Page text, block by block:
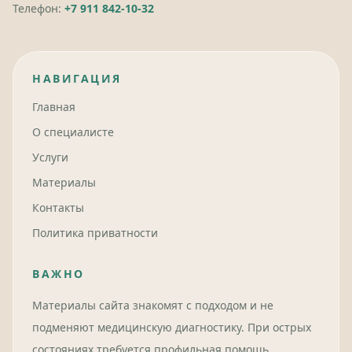
Телефон: +7 911 842-10-32
НАВИГАЦИЯ
Главная
О специалисте
Услуги
Материалы
Контакты
Политика приватности
ВАЖНО
Материалы сайта знакомят с подходом и не
подменяют медицинскую диагностику. При острых